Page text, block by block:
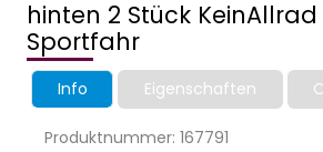
hinten 2 Stück KeinAllrad
Sportfahr
Info Eigenschaften
Produktnummer: 167791